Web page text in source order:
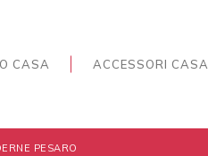
CASA ACCESSORI CASA
PESARO